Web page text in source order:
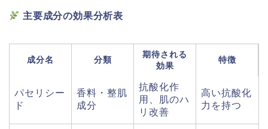
主要成分の効果分析表
成分名 分類
期待される
効果
特徴
パセリシー
ド
香料・整肌
成分
抗酸化作
用、肌のハ
リ改善
高い抗酸化
力を持つ